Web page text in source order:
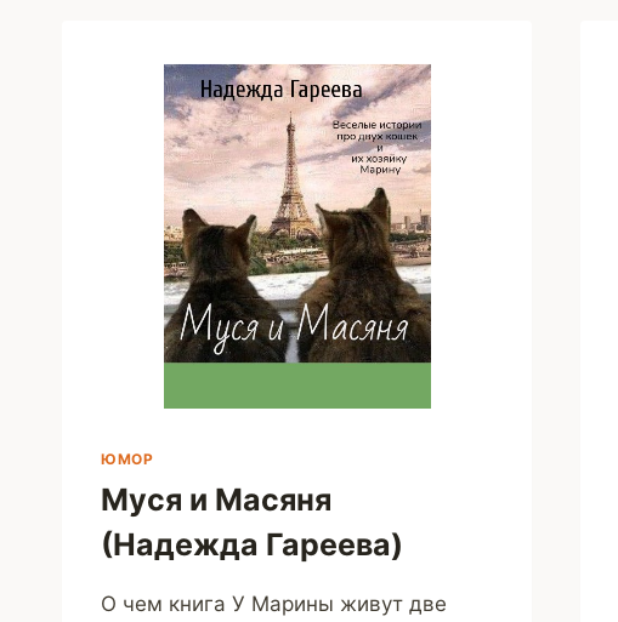
ЮМОР
Муся и Масяня
(Надежда Гареева)
О чем книга У Марины живут две